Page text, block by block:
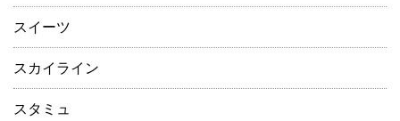
スイーツ
スカイライン
スタミュ